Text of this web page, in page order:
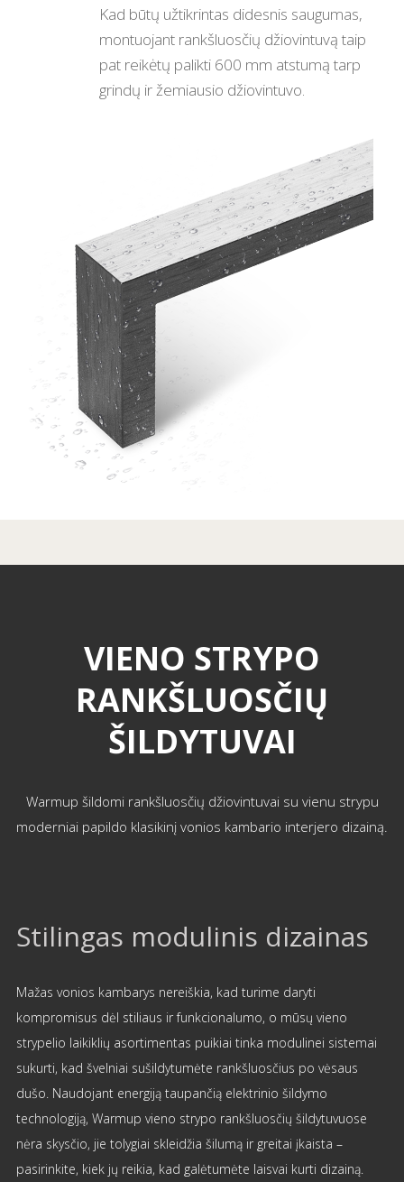
Kad būtų užtikrintas didesnis saugumas,
montuojant rankšluosčių džiovintuvą taip
pat reikėtų palikti 600 mm atstumą tarp
grindų ir žemiausio džiovintuvo.
VIENO STRYPO
RANKŠLUOSČIŲ
ŠILDYTUVAI
Warmup šildomi rankšluosčių džiovintuvai su vienu strypu
moderniai papildo klasikinį vonios kambario interjero dizainą.
Stilingas modulinis dizainas
Mažas vonios kambarys nereiškia, kad turime daryti
kompromisus dėl stiliaus ir funkcionalumo, o mūsų vieno
strypelio laikiklių asortimentas puikiai tinka modulinei sistemai
sukurti, kad švelniai sušildytumėte rankšluosčius po vėsaus
dušo. Naudojant energiją taupančią elektrinio šildymo
technologiją, Warmup vieno strypo rankšluosčių šildytuvuose
nėra skysčio, jie tolygiai skleidžia šilumą ir greitai įkaista –
pasirinkite, kiek jų reikia, kad galėtumėte laisvai kurti dizainą.